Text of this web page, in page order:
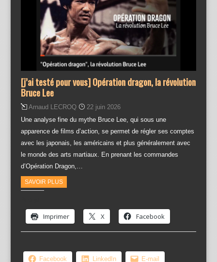
[j’ai testé pour vous] Opération dragon, la révolution
Bruce Lee
Arnaud LECROQ
22 juin 2026
Une analyse fine du mythe Bruce Lee, qui sous une
apparence de films d’action, se permet de régler ses comptes
avec les japonais, les américains et plus généralement avec
le monde des arts martiaux. En prenant les commandes
d’Opération Dragon,…
SAVOIR PLUS
Imprimer X Facebook
Facebook LinkedIn E-mail